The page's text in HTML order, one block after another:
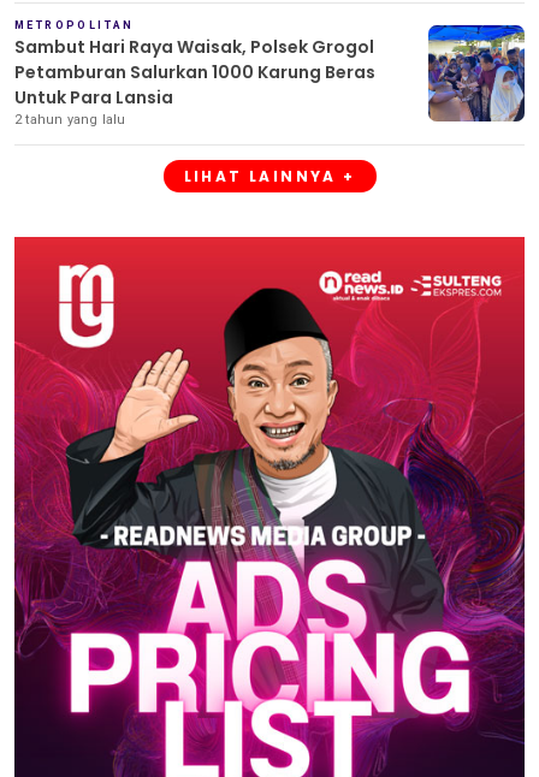
METROPOLITAN
Sambut Hari Raya Waisak, Polsek Grogol
Petamburan Salurkan 1000 Karung Beras
Untuk Para Lansia
2 tahun yang lalu
LIHAT LAINNYA +